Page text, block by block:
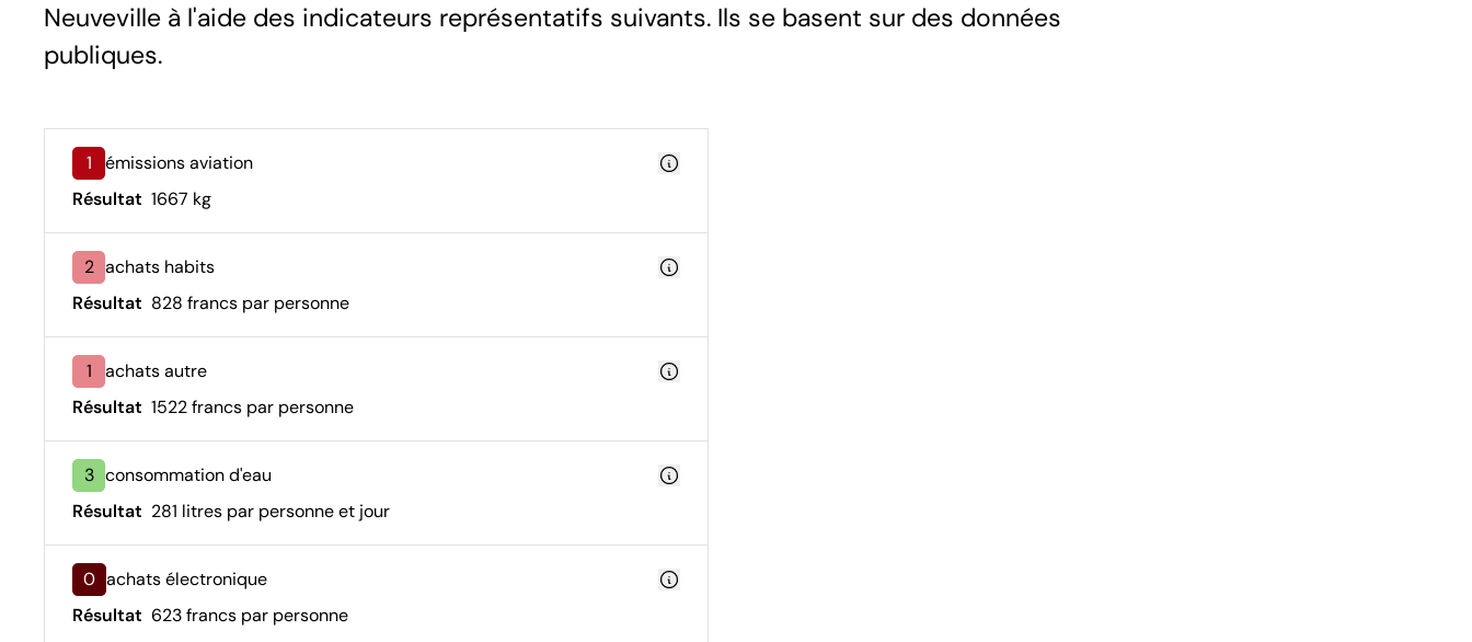
Neuveville à l'aide des indicateurs représentatifs suivants. Ils se basent sur des données
publiques.
1
émissions aviation
Résultat 1667 kg
2 achats habits
Résultat 828 francs par personne
1
achats autre
Résultat 1522 francs par personne
3 consommation d'eau
Résultat 281 litres par personne et jour
0 achats électronique
Résultat 623 francs par personne